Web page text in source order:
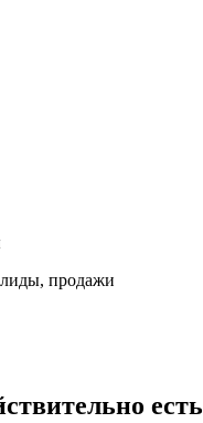
продажи
есть